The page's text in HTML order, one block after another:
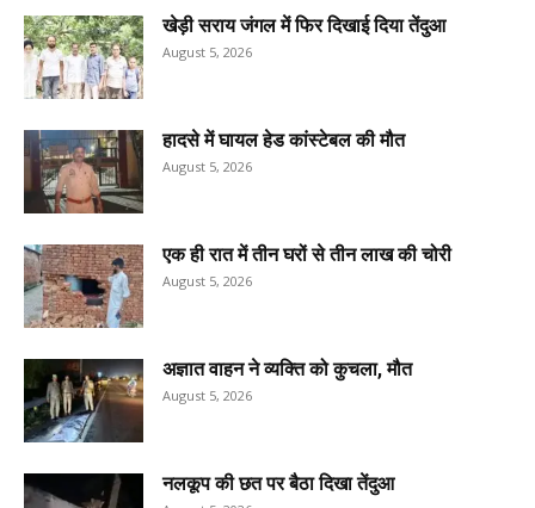
खेड़ी सराय जंगल में फिर दिखाई दिया तेंदुआ
August 5, 2026
हादसे में घायल हेड कांस्टेबल की मौत
August 5, 2026
एक ही रात में तीन घरों से तीन लाख की चोरी
August 5, 2026
अज्ञात वाहन ने व्यक्ति को कुचला, मौत
August 5, 2026
नलकूप की छत पर बैठा दिखा तेंदुआ